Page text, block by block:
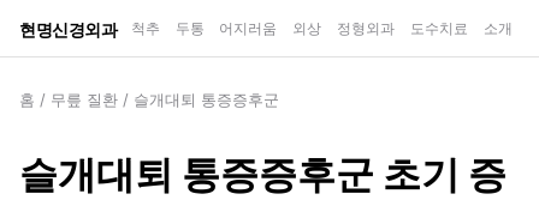
현명신경외과 척추 두통 어지러움 외상 정형외과 도수치료 소개
홈 / 무릎 질환 / 슬개대퇴 통증증후군
슬개대퇴 통증증후군 초기 증